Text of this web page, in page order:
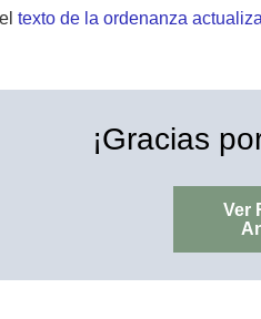
texto de la ordenanza
¡Gracias
Ver